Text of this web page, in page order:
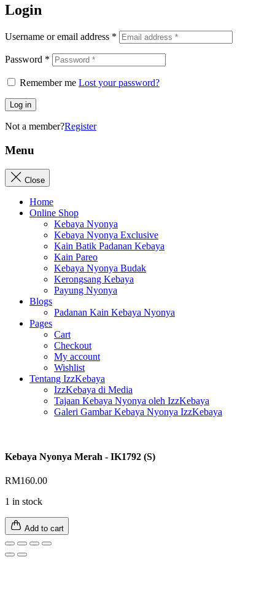
Login
Username or email address *
Password *
Remember me Lost your password?
Log in
Not a member?Register
Menu
Close
Home
Online Shop
Kebaya Nyonya
Kebaya Nyonya Exclusive
Kain Batik Padanan Kebaya
Kain Pareo
Kebaya Nyonya Budak
Kerongsang Kebaya
Payung Nyonya
Blogs
Padanan Kain Kebaya Nyonya
Pages
Cart
Checkout
My account
Wishlist
Tentang IzzKebaya
IzzKebaya di Media
Tajaan Kebaya Nyonya oleh IzzKebaya
Galeri Gambar Kebaya Nyonya IzzKebaya
Kebaya Nyonya Merah - IK1792 (S)
RM160.00
1 in stock
Add to cart